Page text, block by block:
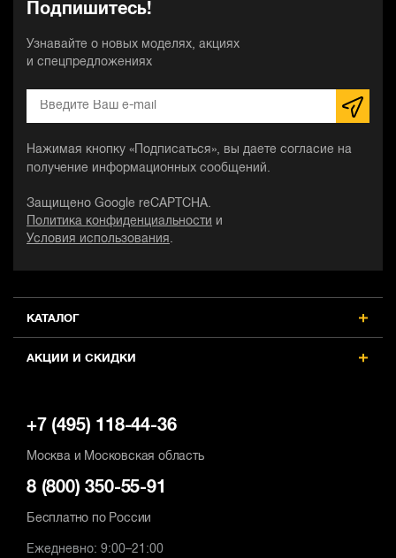
КАТАЛОГ
АКЦИИ И СКИДКИ
Подпишитесь!
Узнавайте о новых моделях, акциях
и спецпредложениях
Нажимая кнопку «Подписаться», вы даете согласие на
получение информационных сообщений.
Защищено Google reCAPTCHA.
Политика конфиденциальности и
Условия использования
+7 (495) 118-44-36
Москва и Московская область
8 (800) 350-55-91
Бесплатно по России
Ежедневно: 9:00–21:00